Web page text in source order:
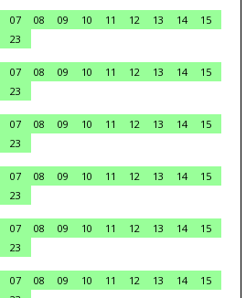
07 08 09 10 11 12 13 14
15
23
07 08 09 10 11 12 13 14
15
23
07 08 09 10 11 12 13 14
15
23
07 08 09 10 11 12 13 14
15
23
07 08 09 10 11 12 13 14
15
23
07 08 09 10 11 12 13 14
15